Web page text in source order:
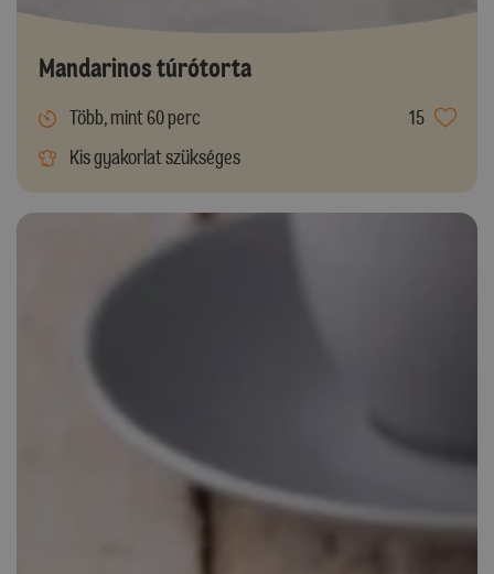
Mandarinos túrótorta
Több, mint 60 perc
15
Kis gyakorlat szükséges